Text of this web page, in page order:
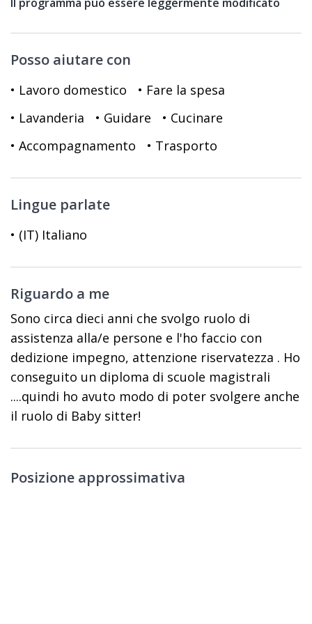
Posso aiutare con
• Lavoro domestico
• Fare la spesa
• Lavanderia
• Guidare
• Cucinare
• Accompagnamento
• Trasporto
Lingue parlate
• (IT) Italiano
Riguardo a me
Sono circa dieci anni che svolgo ruolo di
assistenza alla/e persone e l'ho faccio con
dedizione impegno, attenzione riservatezza . Ho
conseguito un diploma di scuole magistrali
....quindi ho avuto modo di poter svolgere anche
il ruolo di Baby sitter!
Posizione approssimativa